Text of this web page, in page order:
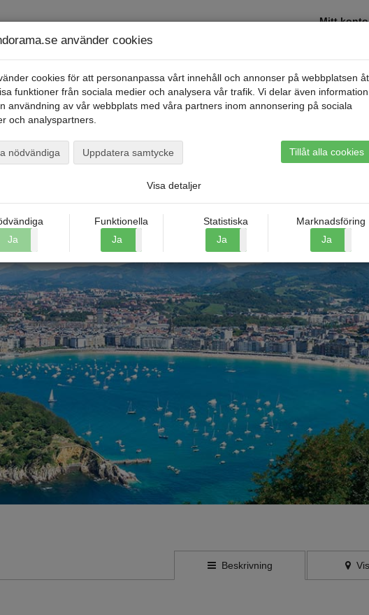
Mitt konto
Kontakta oss Restyper Om Scandorama
Beskrivning
använder cookies
cookies för att personanpassa vårt innehåll och annonser på webbplatsen åt
funktioner från sociala medier och analysera vår trafik. Vi delar även information
användning av vår webbplats med våra partners inom annonsering på sociala
och analyspartners.
nödvändiga Uppdatera samtycke Tillåt alla cookies
Visa detaljer
Ja
Funktionella
Ja
Statistiska
Ja
Marknadsföring
Ja